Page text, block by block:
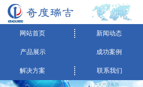
网站首页 新闻动态
产品展示 成功案例
解决方案 联系我们